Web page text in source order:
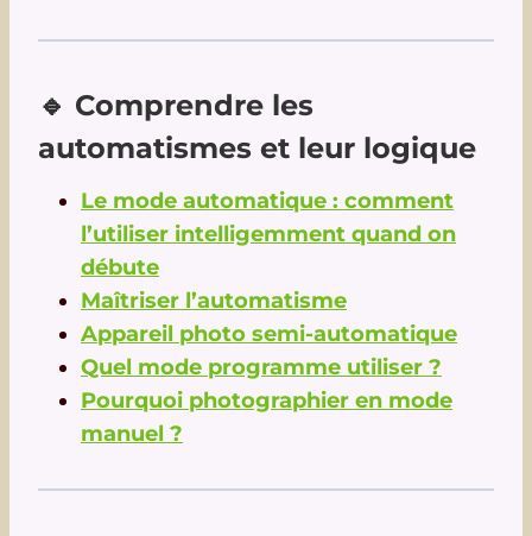
🔹 Comprendre les
automatismes et leur logique
Le mode automatique : comment
l’utiliser intelligemment quand on
débute
Maîtriser l’automatisme
Appareil photo semi-automatique
Quel mode programme utiliser ?
Pourquoi photographier en mode
manuel ?